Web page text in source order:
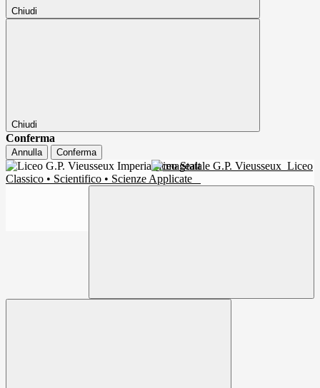
Chiudi
Chiudi
Conferma
Annulla Conferma
Liceo Statale G.P. Vieusseux Liceo
Classico • Scientifico • Scienze Applicate